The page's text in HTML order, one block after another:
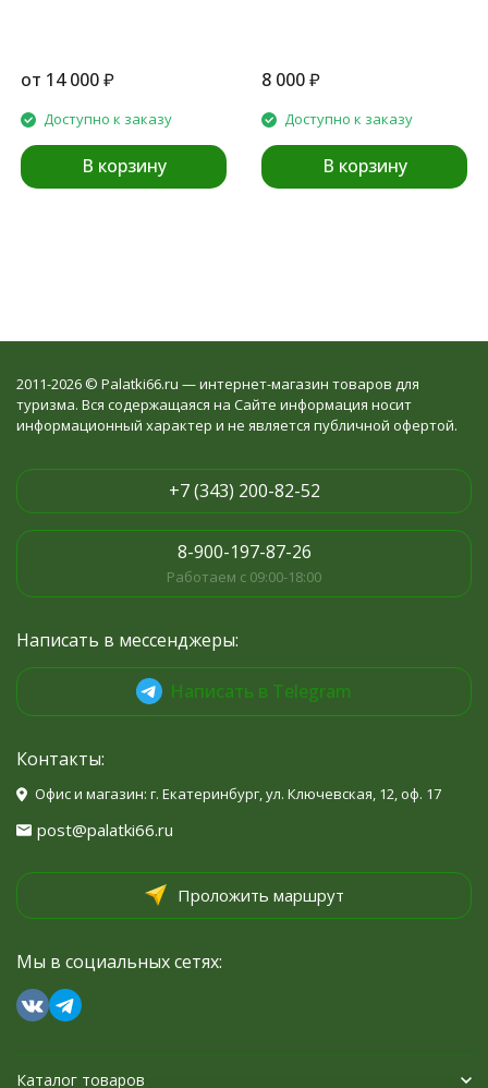
от 14 000₽
Доступно к заказу
В корзину
8 000₽
Доступно к заказу
В корзину
2011-2026 © Palatki66.ru — интернет-магазин товаров для
туризма. Вся содержащаяся на Сайте информация носит
информационный характер и не является публичной офертой.
+7 (343) 200-82-52
8-900-197-87-26
Работаем с 09:00-18:00
Написать в мессенджеры:
Написать в Telegram
Контакты:
Офис и магазин: г. Екатеринбург, ул. Ключевская, 12, оф. 17
post@palatki66.ru
Проложить маршрут
Мы в социальных сетях:
Каталог товаров